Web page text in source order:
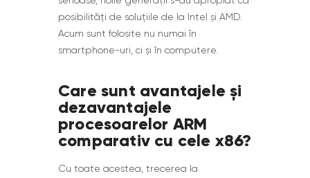
posibilități de soluțiile de la Intel și AMD.
Acum sunt folosite nu numai în
smartphone-uri, ci și în computere.
Care sunt avantajele și
dezavantajele
procesoarelor ARM
comparativ cu cele x86?
Cu toate acestea, trecerea la